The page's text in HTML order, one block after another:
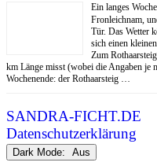
Ein langes
Fronleichnam,
Tür. Das Wetter
sich einen
Zum
km Länge misst (wobei die Angaben
Wochenende: der Rothaarsteig …
SANDRA-FICHT.DE
Datenschutzerklärung
Dark Mode: